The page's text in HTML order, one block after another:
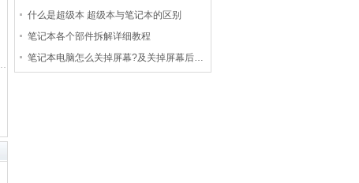
什么是超级本 超级本与笔记本的区别
笔记本各个部件拆解详细教程
笔记本电脑怎么关掉屏幕?及关掉屏幕后…